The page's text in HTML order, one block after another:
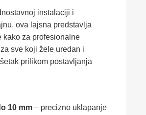
instalaciji i
ova lajsna predstavlja
kako za profesionalne
sve koji žele uredan i
prilikom postavljanja
10 mm – precizno uklapanje